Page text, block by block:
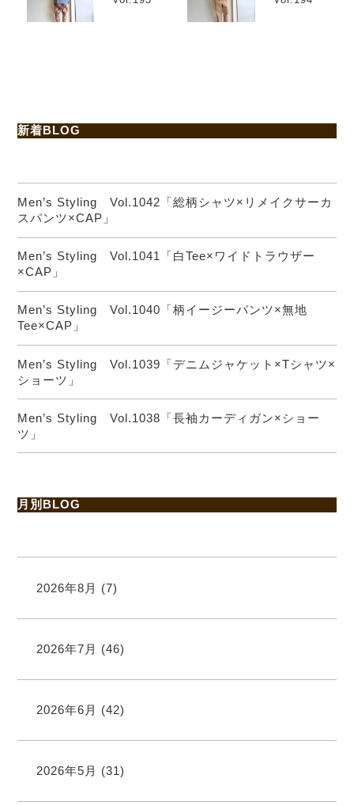
新着BLOG
Men’s Styling Vol.1042「総柄シャツ×リメイクサーカ
スパンツ×CAP」
Men’s Styling Vol.1041「白Tee×ワイドトラウザー
×CAP」
Men’s Styling Vol.1040「柄イージーパンツ×無地
Tee×CAP」
Men’s Styling Vol.1039「デニムジャケット×Tシャツ×
ショーツ」
Men’s Styling Vol.1038「長袖カーディガン×ショー
ツ」
月別BLOG
2026年8月 (7)
2026年7月 (46)
2026年6月 (42)
2026年5月 (31)